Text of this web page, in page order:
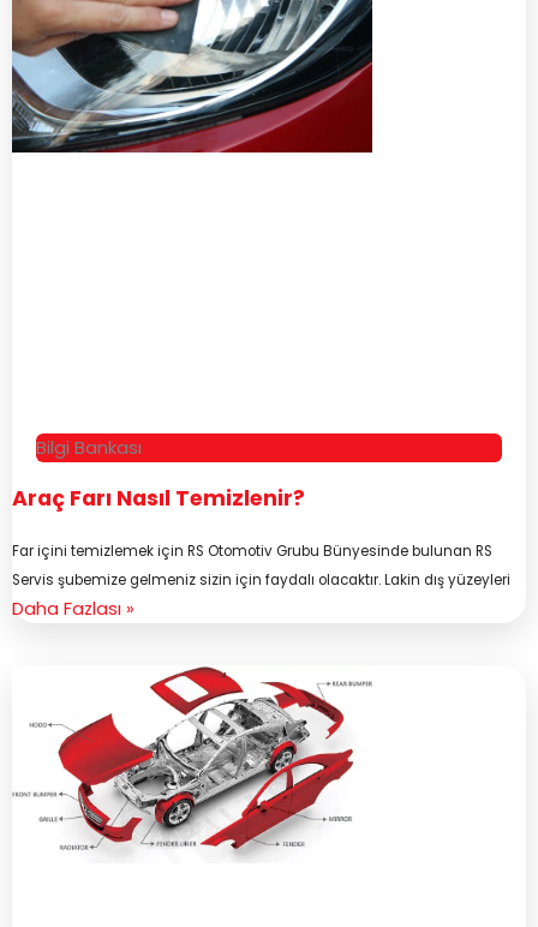
Bilgi Bankası
Araç Farı Nasıl Temizlenir?
Far içini temizlemek için RS Otomotiv Grubu Bünyesinde bulunan RS
Servis şubemize gelmeniz sizin için faydalı olacaktır. Lakin dış yüzeyleri
Daha Fazlası »